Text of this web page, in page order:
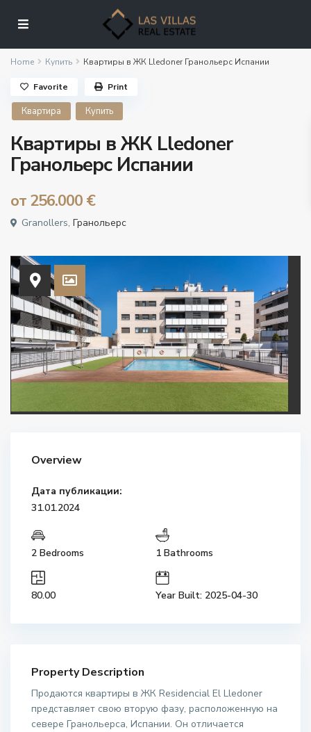
Home Купить Квартиры в ЖК Lledoner Гранольерс Испании
Квартира Купить
Квартиры в ЖК Lledoner
Гранольерс Испании
от 256.000 €
Granollers,Гранольерс
Favorite Print
Overview
Дата публикации:
31.01.2024
2 Bedrooms 1 Bathrooms
80.00 Year Built: 2025-04-30
Property Description
Продаются квартиры в ЖК Residencial El Lledoner
представляет свою вторую фазу, расположенную на
севере Гранольерса, Испании. Он отличается